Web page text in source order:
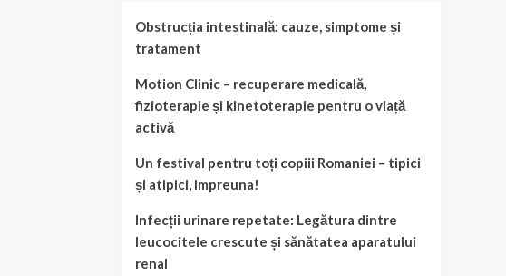
Obstrucția intestinală: cauze, simptome și
tratament
Motion Clinic – recuperare medicală,
fizioterapie și kinetoterapie pentru o viață
activă
Un festival pentru toți copiii Romaniei – tipici
și atipici, impreuna!
Infecții urinare repetate: Legătura dintre
leucocitele crescute și sănătatea aparatului
renal